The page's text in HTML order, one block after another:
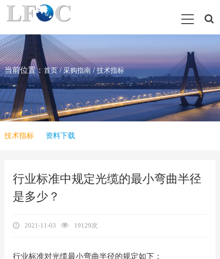
当前位置： 首页/采购指南/技术指标
技术指标 资料下载
行业标准中规定光缆的最小弯曲半径
是多少？
2021-11-03 19129次
行业标准对光缆最小弯曲半径的规定如下：